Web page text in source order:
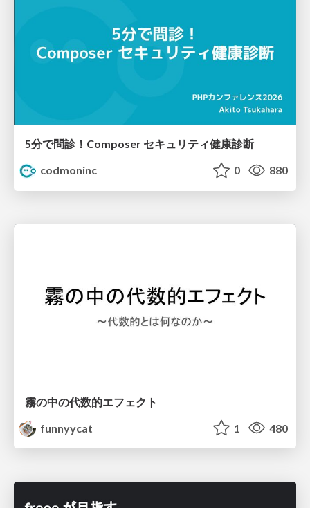
5分で問診！Composer セキュリティ健康診断
codmoninc
0 880
霧の中の代数的エフェクト
funnyycat
1 480